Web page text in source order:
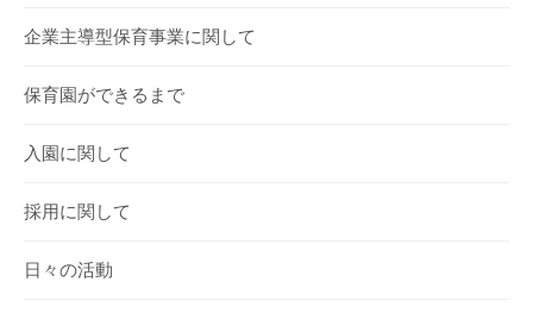
企業主導型保育事業に関して
保育園ができるまで
入園に関して
採用に関して
日々の活動